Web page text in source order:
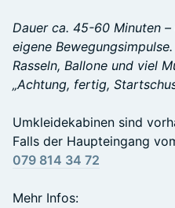
Dauer ca. 45-60 Minuten
eigene
Rasseln, Ballone und viel
„Achtung, fertig,
Umkleidekabinen sind
Falls der Haupteingang
079 814 34 72
Mehr Infos: